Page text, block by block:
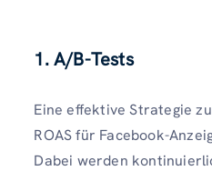
1. A/B-Tests
Eine effektive Strategie
ROAS für Facebook-
Dabei werden